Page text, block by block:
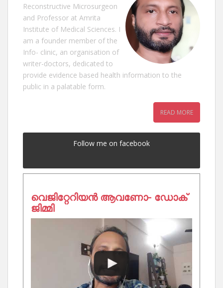
Reconstructive Microsurgeon
and Professor at Amrita
Institute of Medical Sciences. I
am a founder member of the
Info- clinic, an organisation of
writer-doctors, dedicated to
provide evidence based health information to the
public in a palatable form.
READ MORE
Follow me on facebook
വെജിറ്റേറിയൻ ആവണോ- ഡോക്
ജിമ്മി